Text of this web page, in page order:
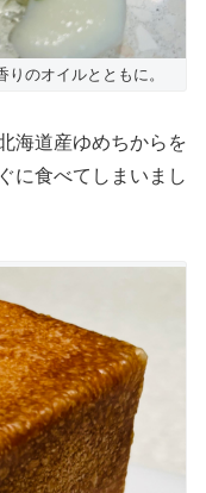
のオイルとともに。
海道産ゆめちからを
に食べてしまいまし